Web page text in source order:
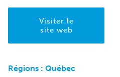
Visiter le
site web
Régions : Québec